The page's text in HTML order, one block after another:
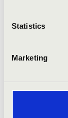
Statistics
Marketing
Bach: Esz-dúr